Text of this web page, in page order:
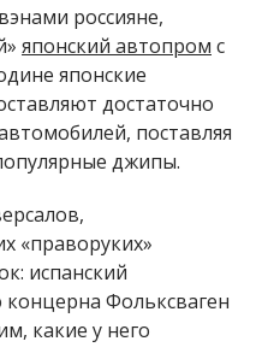
россияне,
японский автопром с
японские
достаточно
поставляя
джипы.
«праворуких»
испанский
Фольксваген
какие у него